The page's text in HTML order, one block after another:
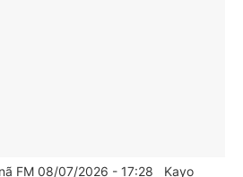
FM 08/07/2026 - 17:28 Kayo